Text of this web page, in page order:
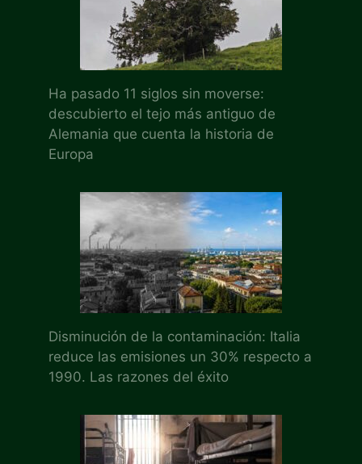
Ha pasado 11 siglos sin moverse:
descubierto el tejo más antiguo de
Alemania que cuenta la historia de
Europa
Disminución de la contaminación: Italia
reduce las emisiones un 30% respecto a
1990. Las razones del éxito